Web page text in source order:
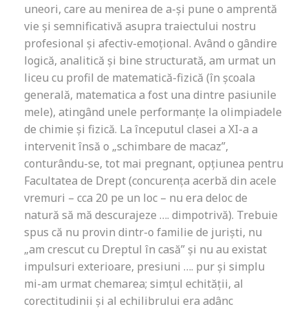
uneori, care au menirea de a-și pune o amprentă
vie și semnificativă asupra traiectului nostru
profesional și afectiv-emoțional. Având o gândire
logică, analitică și bine structurată, am urmat un
liceu cu profil de matematică-fizică (în școala
generală, matematica a fost una dintre pasiunile
mele), atingând unele performanțe la olimpiadele
de chimie și fizică. La începutul clasei a XI-a a
intervenit însă o „schimbare de macaz”,
conturându-se, tot mai pregnant, opțiunea pentru
Facultatea de Drept (concurența acerbă din acele
vremuri – cca 20 pe un loc – nu era deloc de
natură să mă descurajeze …. dimpotrivă). Trebuie
spus că nu provin dintr-o familie de juriști, nu
„am crescut cu Dreptul în casă” și nu au existat
impulsuri exterioare, presiuni …. pur și simplu
mi-am urmat chemarea; simțul echității, al
corectitudinii și al echilibrului era adânc